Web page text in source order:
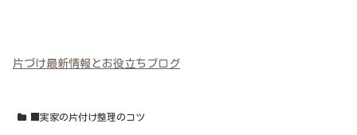
片づけ最新情報とお役立ちブログ
■実家の片付け整理のコツ